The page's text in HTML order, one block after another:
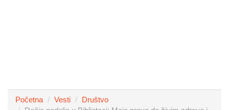
Početna Vesti
Društvo